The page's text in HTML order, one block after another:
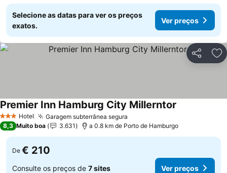
Selecione as datas para ver os preços
exatos.
Ver preços
Partilhar
3 EstrelasHotel Garagem subterrânea segura
Premier Inn Hamburg City Millerntor
8,3 Muito boa 3.631 a 0.8 km de Porto de Hamburgo
De € 210
Consulte os preços de 7 sites Ver preços